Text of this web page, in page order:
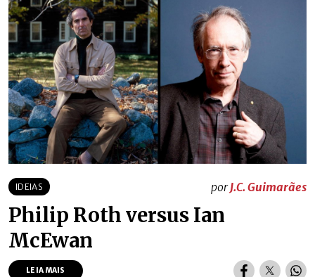
IDEIAS porJ.C. Guimarães
Philip Roth versus Ian
McEwan
LEIA MAIS